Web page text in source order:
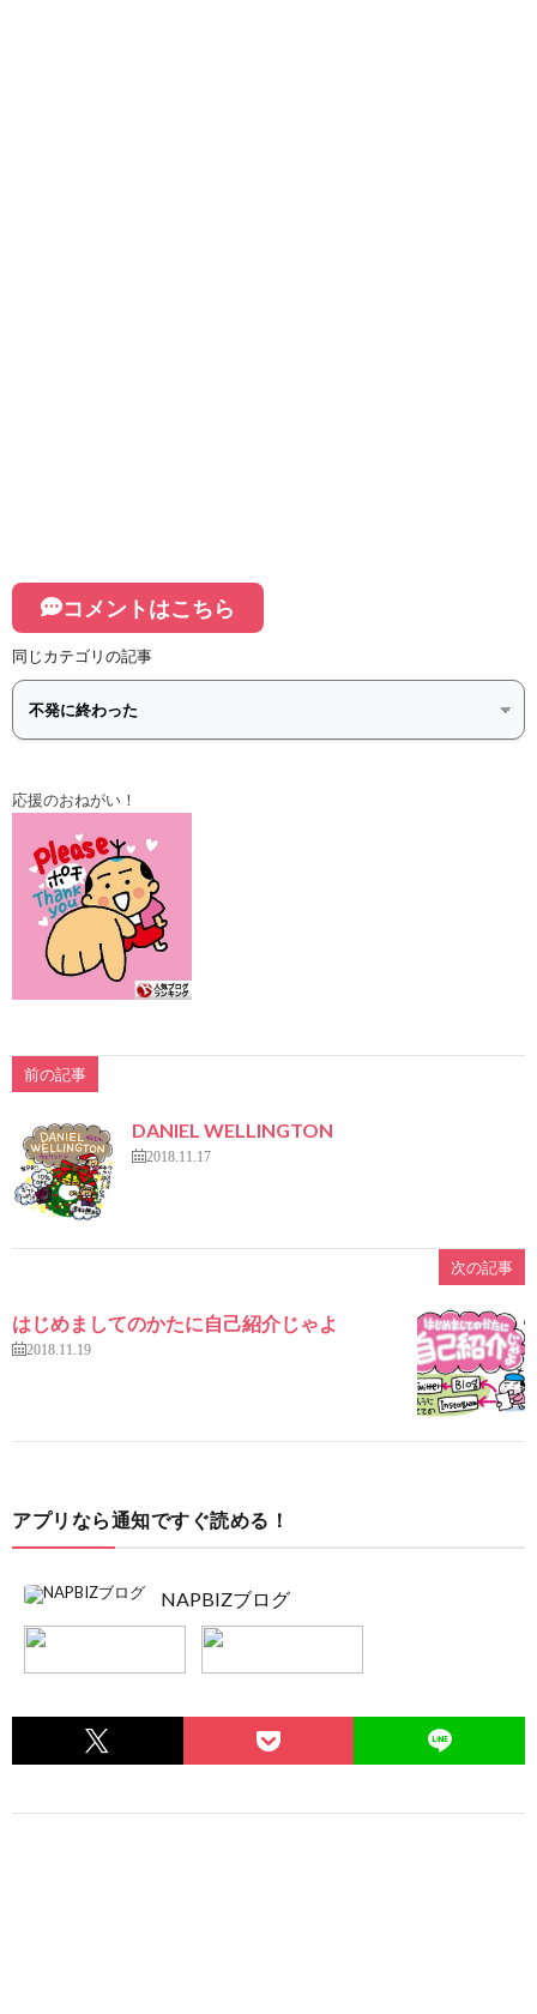
コメントはこちら
同じカテゴリの記事
応援のおねがい！
前の記事
DANIEL WELLINGTON
2018.11.17
次の記事
はじめましてのかたに自己紹介じゃよ
2018.11.19
アプリなら通知ですぐ読める！
NAPBIZブログ